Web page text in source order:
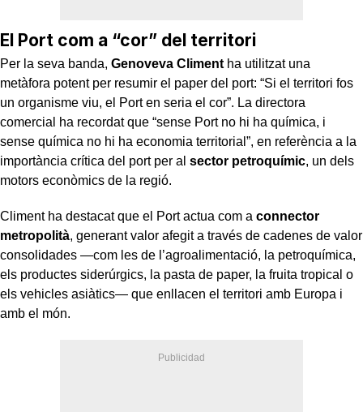
El Port com a “cor” del territori
Per la seva banda, Genoveva Climent ha utilitzat una
metàfora potent per resumir el paper del port: “Si el territori fos
un organisme viu, el Port en seria el cor”. La directora
comercial ha recordat que “sense Port no hi ha química, i
sense química no hi ha economia territorial”, en referència a la
importància crítica del port per al sector petroquímic, un dels
motors econòmics de la regió.
Climent ha destacat que el Port actua com a connector
metropolità, generant valor afegit a través de cadenes de valor
consolidades —com les de l’agroalimentació, la petroquímica,
els productes siderúrgics, la pasta de paper, la fruita tropical o
els vehicles asiàtics— que enllacen el territori amb Europa i
amb el món.